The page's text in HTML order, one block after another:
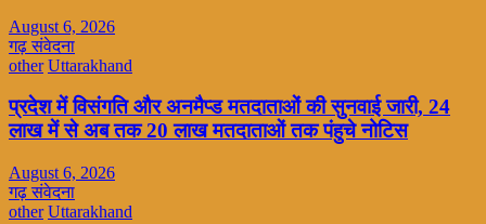
August 6, 2026
गढ़ संवेदना
other Uttarakhand
प्रदेश में विसंगति और अनमैप्ड मतदाताओं की सुनवाई जारी, 24
लाख में से अब तक 20 लाख मतदाताओं तक पंहुचे नोटिस
August 6, 2026
गढ़ संवेदना
other Uttarakhand